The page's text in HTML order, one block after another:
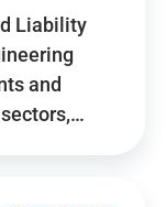
Liability
and